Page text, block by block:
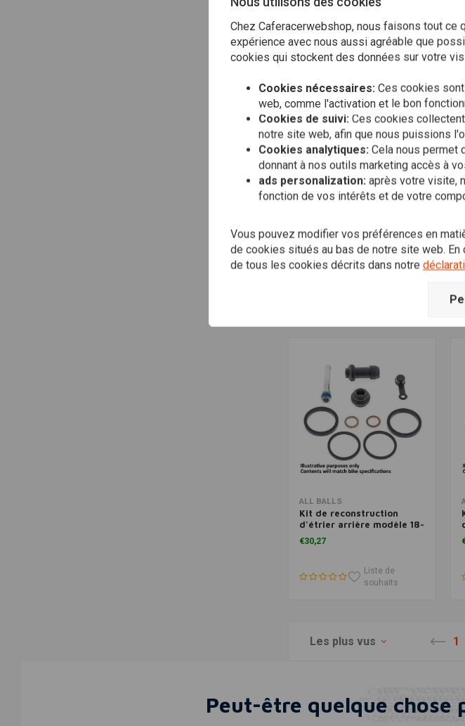
souhaits
Kit de reconstruction
d'étrier arrière modèle 18-
3192
€29,99
Ajouter au panier
ALL BALLS
Kit de reconstruction
d'étrier arrière modèle 18-
3216
€30,27
Liste de
souhaits
Les plus vus 1
Peut-être quelque chose
Chez Caferacerwebshop, nous faisons tout ce
expérience avec nous aussi agréable que
cookies qui stockent des données sur votre
Cookies nécessaires: Ces cookies
web, comme l'activation et le bon
Cookies de suivi: Ces cookies
notre site web, afin que nous puissions
Cookies analytiques: Cela nous permet
donnant à nos outils marketing accès à
ads personalization: après votre visite,
fonction de vos intérêts et de votre
Vous pouvez modifier vos préférences en
de cookies situés au bas de notre site web.
de tous les cookies décrits dans notre